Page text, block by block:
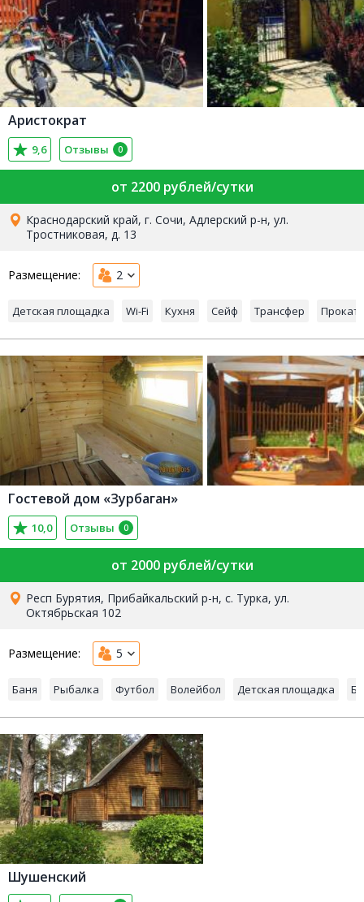
Аристократ
9,6 Отзывы 0
от 2200 рублей/сутки
Краснодарский край, г. Сочи, Адлерский р-н, ул.
Тростниковая, д. 13
Размещение: 2
Детская площадка Wi-Fi Кухня Сейф Трансфер Прокат
Гостевой дом «Зурбаган»
10,0 Отзывы 0
от 2000 рублей/сутки
Респ Бурятия, Прибайкальский р-н, с. Турка, ул.
Октябрьская 102
Размещение: 5
Баня Рыбалка Футбол Волейбол Детская площадка
Шушенский